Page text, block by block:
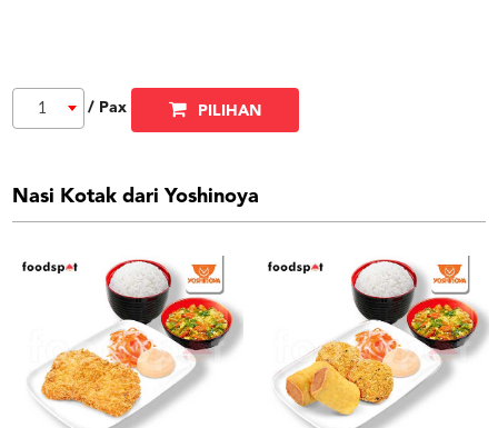
1 / Pax PILIHAN
Nasi Kotak dari Yoshinoya